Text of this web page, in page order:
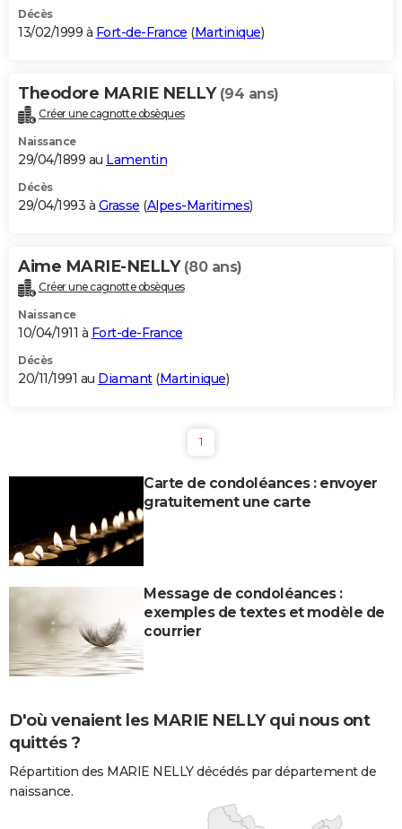
Décès
13/02/1999 à Fort-de-France (Martinique)
Theodore MARIE NELLY (94 ans)
Créer une cagnotte obsèques
Naissance
29/04/1899 au Lamentin
Décès
29/04/1993 à Grasse (Alpes-Maritimes)
Aime MARIE-NELLY (80 ans)
Créer une cagnotte obsèques
Naissance
10/04/1911 à Fort-de-France
Décès
20/11/1991 au Diamant(Martinique)
1
Carte de condoléances : envoyer
gratuitement une carte
Message de condoléances :
exemples de textes et modèle de
courrier
D'où venaient les MARIE NELLY qui nous ont
quittés ?
Répartition des MARIE NELLY décédés par département de
naissance.